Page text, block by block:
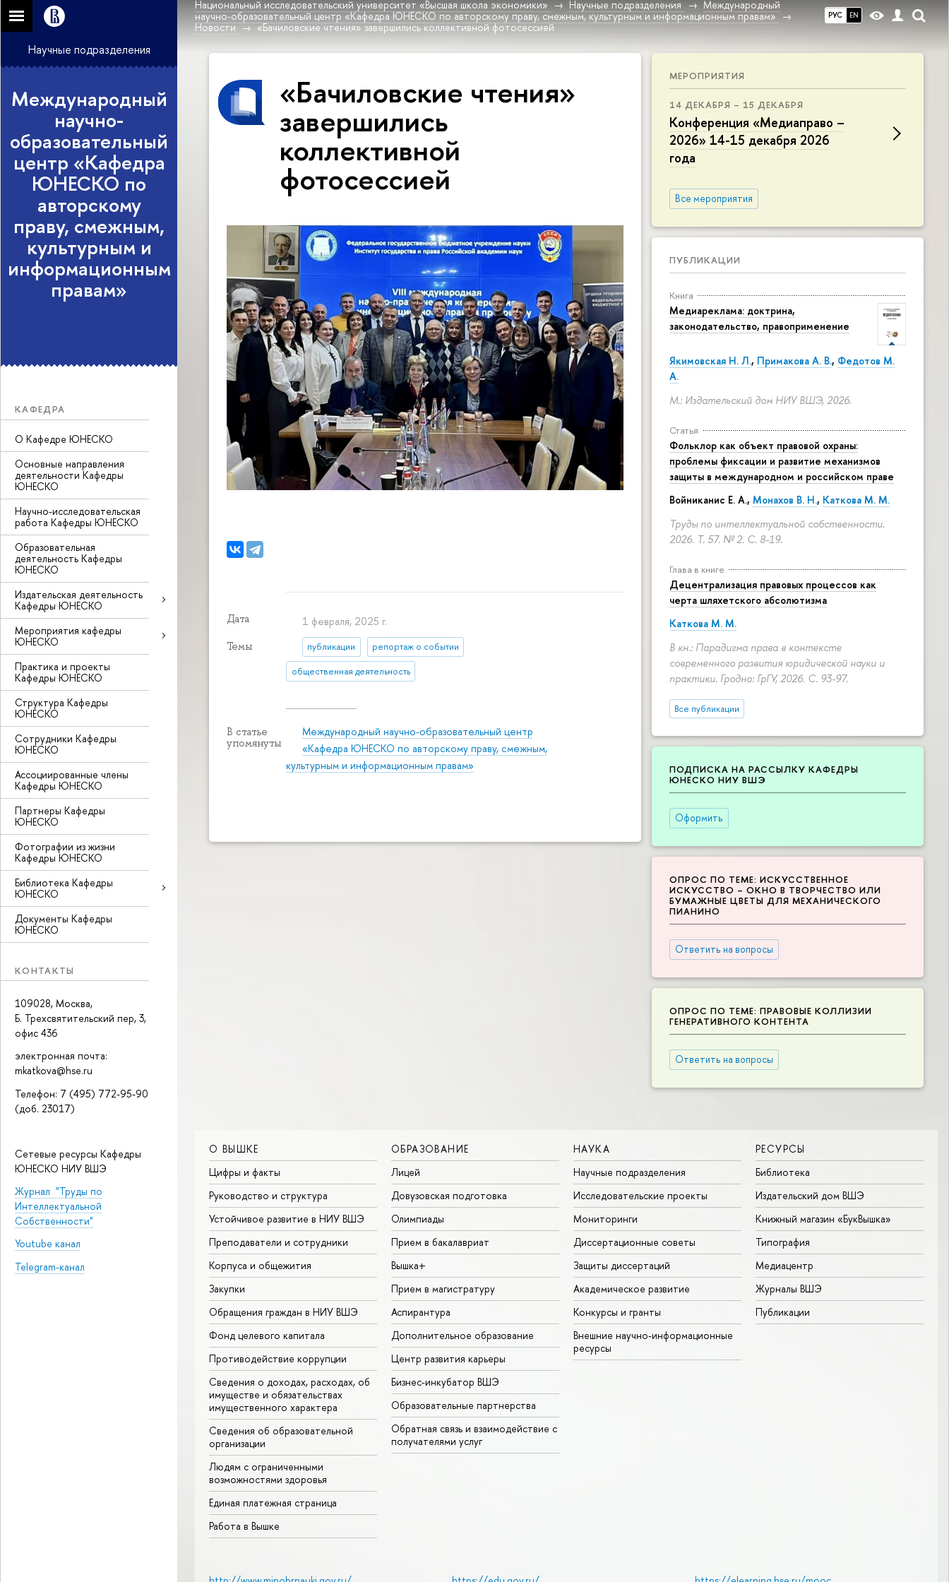
РУС EN
Национальный исследовательский университет «Высшая школа экономики» Научные подразделения
Международный
научно-образовательный центр «Кафедра ЮНЕСКО по авторскому праву, смежным, культурным и информационным правам»
Новости
«Бачиловские чтения» завершились коллективной фотосессией
Научные подразделения
Международный
научно-
образовательный
центр «Кафедра
ЮНЕСКО по
авторскому
праву, смежным,
культурным и
информационным
правам»
КАФЕДРА
О Кафедре ЮНЕСКО
Основные направления
деятельности Кафедры
ЮНЕСКО
Научно-исследовательская
работа Кафедры ЮНЕСКО
Образовательная
деятельность Кафедры
ЮНЕСКО
Издательская деятельность
Кафедры ЮНЕСКО
Мероприятия кафедры
ЮНЕСКО
Практика и проекты
Кафедры ЮНЕСКО
Структура Кафедры
ЮНЕСКО
Сотрудники Кафедры
ЮНЕСКО
Ассоциированные члены
Кафедры ЮНЕСКО
Партнеры Кафедры
ЮНЕСКО
Фотографии из жизни
Кафедры ЮНЕСКО
Библиотека Кафедры
ЮНЕСКО
Документы Кафедры
ЮНЕСКО
КОНТАКТЫ
109028, Москва,
Б. Трехсвятительский пер, 3,
офис 436
электронная почта:
mkatkova@hse.ru
Телефон: 7 (495) 772-95-90
(доб. 23017)
Сетевые ресурсы Кафедры
ЮНЕСКО НИУ ВШЭ
Журнал "Труды по
Интеллектуальной
Собственности"
Youtube канал
Telegram-канал
МЕРОПРИЯТИЯ
14 ДЕКАБРЯ – 15 ДЕКАБРЯ
Конференция «Медиаправо –
2026» 14-15 декабря 2026
года
Все мероприятия
ПУБЛИКАЦИИ
Книга
Медиареклама: доктрина,
законодательство, правоприменение
Якимовская Н. Л., Примакова А. В., Федотов М.
А.
М.: Издательский дом НИУ ВШЭ, 2026.
Статья
Фольклор как объект правовой охраны:
проблемы фиксации и развитие механизмов
защиты в международном и российском праве
Войниканис Е. А., Монахов В. Н., Каткова М. М.
Труды по интеллектуальной собственности.
2026. Т. 57. № 2. С. 8-19.
Глава в книге
Децентрализация правовых процессов как
черта шляхетского абсолютизма
Каткова М. М.
В кн.: Парадигма права в контексте
современного развития юридической науки и
практики. Гродно: ГрГУ, 2026. С. 93-97.
Все публикации
ПОДПИСКА НА РАССЫЛКУ КАФЕДРЫ
ЮНЕСКО НИУ ВШЭ
Оформить
ОПРОС ПО ТЕМЕ: ИСКУССТВЕННОЕ
ИСКУССТВО – ОКНО В ТВОРЧЕСТВО ИЛИ
БУМАЖНЫЕ ЦВЕТЫ ДЛЯ МЕХАНИЧЕСКОГО
ПИАНИНО
Ответить на вопросы
ОПРОС ПО ТЕМЕ: ПРАВОВЫЕ КОЛЛИЗИИ
ГЕНЕРАТИВНОГО КОНТЕНТА
Ответить на вопросы
«Бачиловские чтения»
завершились
коллективной
фотосессией
Дата 1 февраля, 2025 г.
Темы публикации репортаж о событии
общественная деятельность
В статье
упомянуты
Международный научно-образовательный центр
«Кафедра ЮНЕСКО по авторскому праву, смежным,
культурным и информационным правам»
О ВЫШКЕ
Цифры и факты
Руководство и структура
Устойчивое развитие в НИУ ВШЭ
Преподаватели и сотрудники
Корпуса и общежития
Закупки
Обращения граждан в НИУ ВШЭ
Фонд целевого капитала
Противодействие коррупции
Сведения о доходах, расходах, об
имуществе и обязательствах
имущественного характера
Сведения об образовательной
организации
Людям с ограниченными
возможностями здоровья
Единая платежная страница
Работа в Вышке
ОБРАЗОВАНИЕ
Лицей
Довузовская подготовка
Олимпиады
Прием в бакалавриат
Вышка+
Прием в магистратуру
Аспирантура
Дополнительное образование
Центр развития карьеры
Бизнес-инкубатор ВШЭ
Образовательные партнерства
Обратная связь и взаимодействие с
получателями услуг
НАУКА
Научные подразделения
Исследовательские проекты
Мониторинги
Диссертационные советы
Защиты диссертаций
Академическое развитие
Конкурсы и гранты
Внешние научно-информационные
ресурсы
РЕСУРСЫ
Библиотека
Издательский дом ВШЭ
Книжный магазин «БукВышка»
Типография
Медиацентр
Журналы ВШЭ
Публикации